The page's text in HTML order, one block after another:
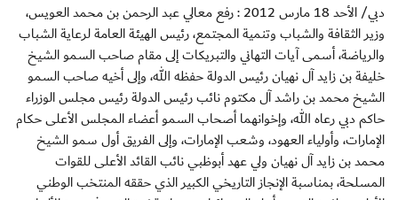
دبي/ الأحد 18 مارس 2012 : رفع معالي عبد الرحمن بن محمد العويس،
وزير الثقافة والشباب وتنمية المجتمع، رئيس الهيئة العامة لرعاية الشباب
والرياضة، أسمى آيات التهاني والتبريكات إلى مقام صاحب السمو الشيخ
خليفة بن زايد آل نهيان رئيس الدولة حفظه الله، وإلى أخيه صاحب السمو
الشيخ محمد بن راشد آل مكتوم نائب رئيس الدولة رئيس مجلس الوزراء
حاكم دبي رعاه الله، وإخوانهما أصحاب السمو أعضاء المجلس الأعلى حكام
الإمارات، وأولياء العهود، وشعب الإمارات، وإلى الفريق أول سمو الشيخ
محمد بن زايد آل نهيان ولي عهد أبوظبي نائب القائد الأعلى للقوات
المسلحة، بمناسبة الإنجاز التاريخي الكبير الذي حققه المنتخب الوطني